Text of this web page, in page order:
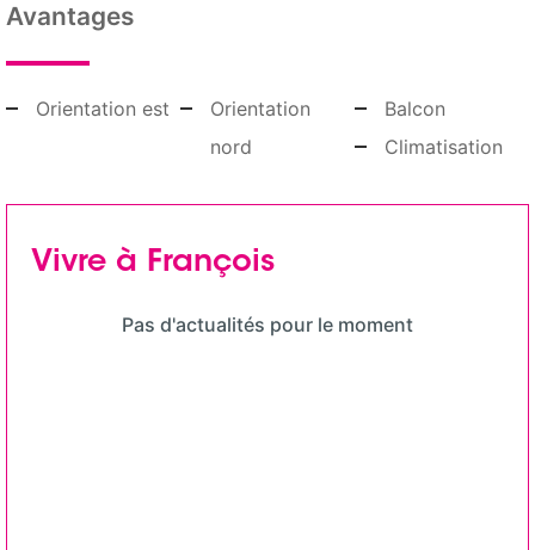
Avantages
Orientation est
Orientation
nord
Balcon
Climatisation
Vivre à François
Pas d'actualités pour le moment